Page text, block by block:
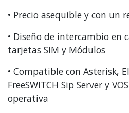
• Precio asequible y con un
• Diseño de intercambio en
tarjetas SIM y Módulos
• Compatible con Asterisk,
FreeSWITCH Sip Server y
operativa